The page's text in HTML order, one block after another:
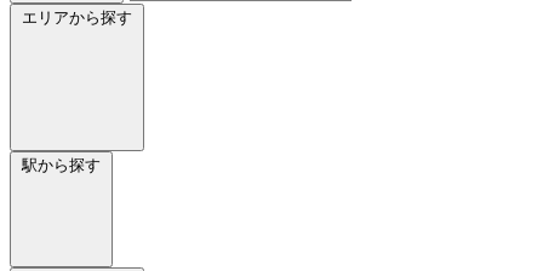
エリアから探す
駅から探す